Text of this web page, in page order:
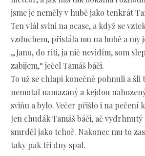
jsme je neměly v hubě jako tenkrát
Ten vlál svini na ocase, a když se
vzduchem, přistála mu na hubě a my
„Jano, do riti, ja nič nevidím, som
zabijem,“ ječel Tamáš báči.
To už se chlapi konečně pohnuli a
nemotal namazaný a kejdou
sviňu a bylo. Večer přišlo i na pečení
Jen chudák Tamáš báči, ač
smrděl jako tchoř. Nakonec mu to
taky pak tři dny spal.